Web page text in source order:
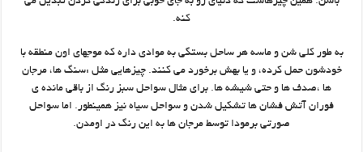
کنه.
به طور کلی شن و ماسه هر ساحل بستگی به موادی داره که موجهای اون منطقه با
خودشون حمل کرده، و یا بهش برخورد می کنند. چیزهایی مثل :سنگ ها، مرجان
ها ،صدف ها و حتی شیشه ها. برای مثال سواحل سبز رنگ از باقی مانده ی
فوران آتش فشان ها تشکیل شدن و سواحل سیاه نیز همینطور. اما سواحل
صورتی برمودا توسط مرجان ها به این رنگ در اومدن.